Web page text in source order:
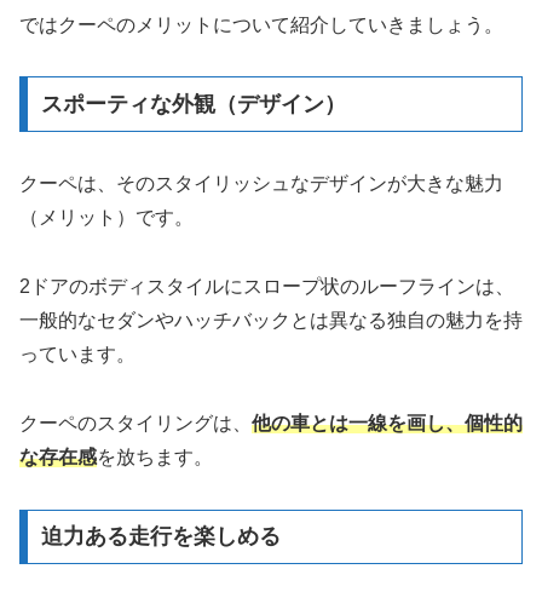
ではクーペのメリットについて紹介していきましょう。
スポーティな外観（デザイン）
クーペは、そのスタイリッシュなデザインが大きな魅力
（メリット）です。
2ドアのボディスタイルにスロープ状のルーフラインは、
一般的なセダンやハッチバックとは異なる独自の魅力を持
っています。
クーペのスタイリングは、 他の車とは一線を画し、個性的
な存在感を放ちます。
迫力ある走行を楽しめる